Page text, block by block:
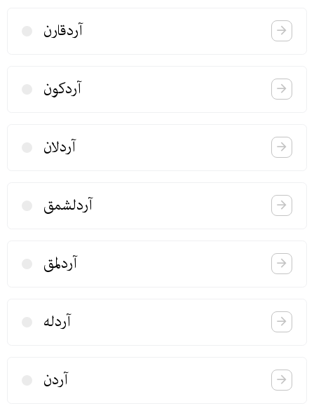
آردقارن
آردكون
آردلان
آردلشمق
آردلمق
آردله
آردن